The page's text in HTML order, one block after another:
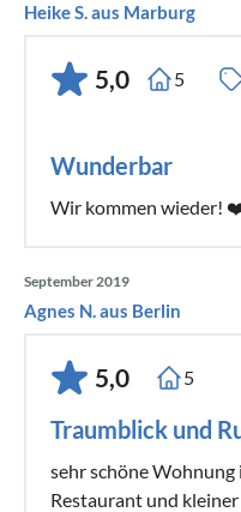
Heike S. aus Marburg
5,0 5
Wunderbar
Wir kommen wieder!
September 2019
Agnes N. aus Berlin
5,0 5
Traumblick und
sehr schöne
Restaurant und